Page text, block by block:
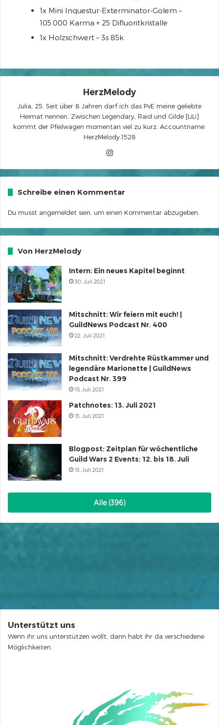
1x Mini Inquestur-Exterminator-Golem –
105.000 Karma + 25 Difluoritkristalle
1x Holzschwert – 3s 85k
HerzMelody
Julia, 25. Seit über 8 Jahren darf ich das PvE meine geliebte
Heimat nennen. Zwischen Legendary, Raid und Gilde [LiLi]
kommt der Pfeilwagen momentan viel zu kurz. Accountname:
HerzMelody.1528
Schreibe einen Kommentar
Du musst angemeldet sein, um einen Kommentar abzugeben.
Von HerzMelody
Intern: Ein neues Kapitel beginnt
30. Juli 2021
Mitschnitt: Wir feiern mit euch! |
GuildNews Podcast Nr. 400
22. Juli 2021
Mitschnitt: Verdrehte Rüstkammer und
legendäre Marionette | GuildNews
Podcast Nr. 399
15. Juli 2021
Patchnotes: 13. Juli 2021
13. Juli 2021
Blogpost: Zeitplan für wöchentliche
Guild Wars 2 Events: 12. bis 18. Juli
13. Juli 2021
Alle (396)
Unterstützt uns
Wenn ihr uns unterstützen wollt, dann habt ihr da verschiedene
Möglichkeiten.